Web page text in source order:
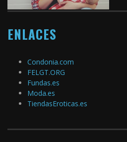
ENLACES
Condonia.com
FELGT.ORG
Fundas.es
Moda.es
TiendasEroticas.es